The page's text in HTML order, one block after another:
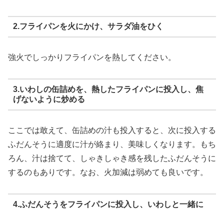
2.フライパンを火にかけ、サラダ油をひく
強火でしっかりフライパンを熱してください。
3.いわしの缶詰めを、熱したフライパンに投入し、焦
げないように炒める
ここでは敢えて、缶詰めの汁も投入すると、次に投入する
ふだんそうに適度に汁が絡まり、美味しくなります。もち
ろん、汁は捨てて、しゃきしゃき感を残したふだんそうに
するのもありです。なお、火加減は弱めても良いです。
4.ふだんそうをフライパンに投入し、いわしと一緒に